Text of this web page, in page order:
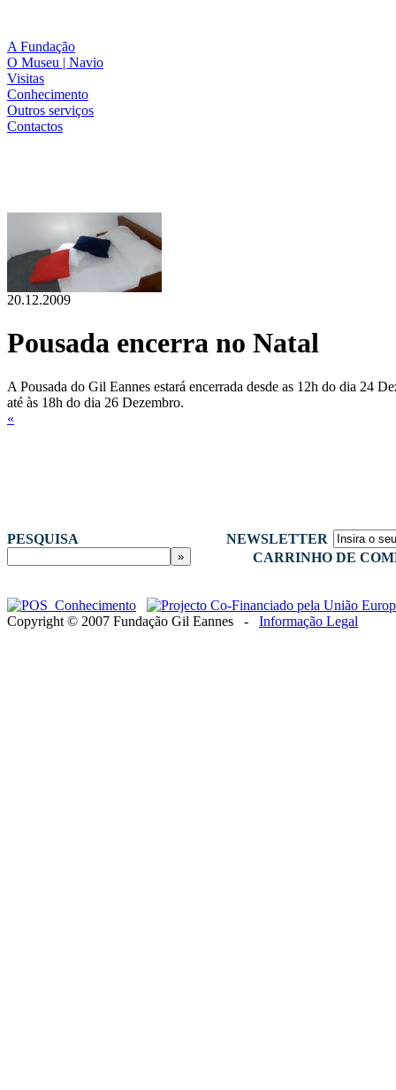
A Fundação
O Museu | Navio
Visitas
Conhecimento
Outros serviços
Contactos
20.12.2009
Pousada encerra no Natal
A Pousada do Gil Eannes estará encerrada desde as 12h do dia 24
até às 18h do dia 26 Dezembro.
«
PESQUISA
NEWSLETTER
CARRINHO DE
Copyright © 2007 Fundação Gil Eannes - Informação Legal